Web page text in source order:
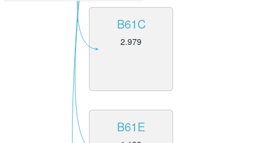
B61C
2.979
B61E